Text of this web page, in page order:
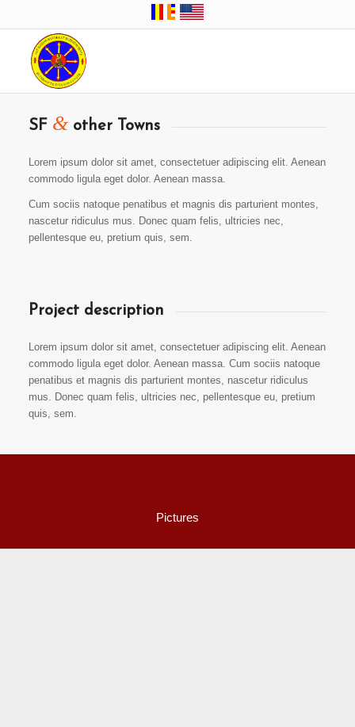
SF &other Towns
Lorem ipsum dolor sit amet, consectetuer adipiscing elit. Aenean
commodo ligula eget dolor. Aenean massa.
Cum sociis natoque penatibus et magnis dis parturient montes,
nascetur ridiculus mus. Donec quam felis, ultricies nec,
pellentesque eu, pretium quis, sem.
Project description
Lorem ipsum dolor sit amet, consectetuer adipiscing elit. Aenean
commodo ligula eget dolor. Aenean massa. Cum sociis natoque
penatibus et magnis dis parturient montes, nascetur ridiculus
mus. Donec quam felis, ultricies nec, pellentesque eu, pretium
quis, sem.
Pictures